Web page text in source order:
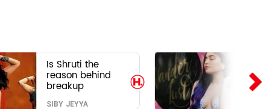
Is Shruti the
reason behind
breakup
SIBY JEYYA